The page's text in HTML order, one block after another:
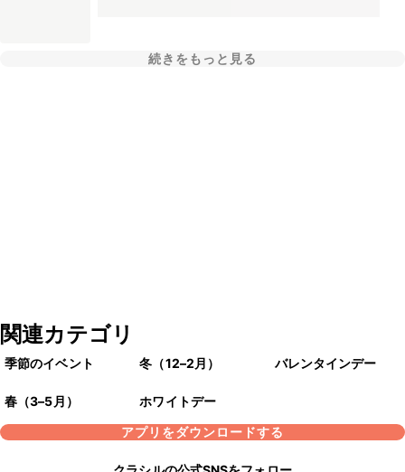
続きをもっと見る
関連カテゴリ
季節のイベント 冬（12–2月） バレンタインデー
春（3–5月）
ホワイトデー
アプリをダウンロードする